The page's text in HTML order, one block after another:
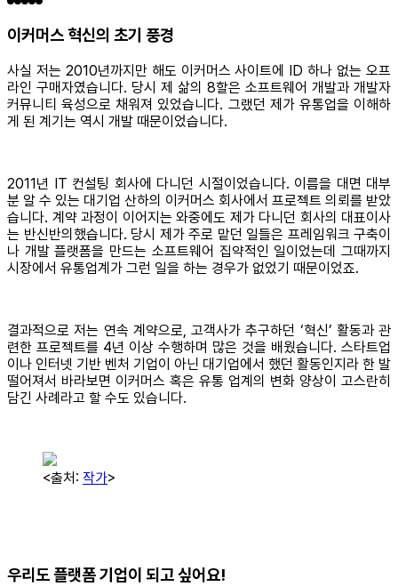
이커머스 혁신의 초기 풍경
사실 저는 2010년까지만 해도 이커머스 사이트에 ID 하나 없는 오프
라인 구매자였습니다. 당시 제 삶의 8할은 소프트웨어 개발과 개발자
커뮤니티 육성으로 채워져 있었습니다. 그랬던 제가 유통업을 이해하
게 된 계기는 역시 개발 때문이었습니다.
2011년 IT 컨설팅 회사에 다니던 시절이었습니다. 이름을 대면 대부
분 알 수 있는 대기업 산하의 이커머스 회사에서 프로젝트 의뢰를 받았
습니다. 계약 과정이 이어지는 와중에도 제가 다니던 회사의 대표이사
는 반신반의했습니다. 당시 제가 주로 맡던 일들은 프레임워크 구축이
나 개발 플랫폼을 만드는 소프트웨어 집약적인 일이었는데 그때까지
시장에서 유통업계가 그런 일을 하는 경우가 없었기 때문이었죠.
결과적으로 저는 연속 계약으로, 고객사가 추구하던 ‘혁신’ 활동과 관
련한 프로젝트를 4년 이상 수행하며 많은 것을 배웠습니다. 스타트업
이나 인터넷 기반 벤처 기업이 아닌 대기업에서 했던 활동인지라 한 발
떨어져서 바라보면 이커머스 혹은 유통 업계의 변화 양상이 고스란히
담긴 사례라고 할 수도 있습니다.
<출처: 작가>
우리도 플랫폼 기업이 되고 싶어요!